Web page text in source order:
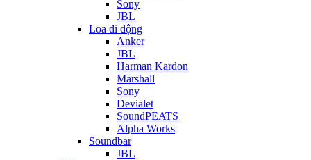
Sony
JBL
Loa di động
Anker
JBL
Harman Kardon
Marshall
Sony
Devialet
SoundPEATS
Alpha Works
Soundbar
JBL